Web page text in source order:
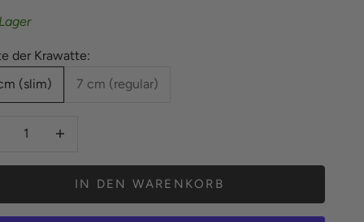
der Krawatte:
(slim)
7 cm (regular)
verringernAnzahl erhöhen
IN DEN WARENKORB